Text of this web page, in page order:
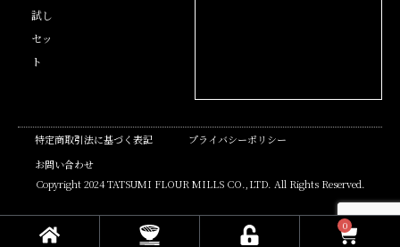
試し
セッ
ト
特定商取引法に基づく表記
プライバシーポリシー
お問い合わせ
Copyright 2024 TATSUMI FLOUR MILLS CO.,LTD. All Rights Reserved.
0